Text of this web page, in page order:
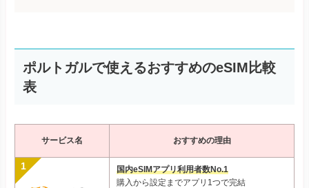
ポルトガルで使えるおすすめのeSIM比較
表
サービス名 おすすめの理由
国内eSIMアプリ利用者数No.1
購入から設定までアプリ1つで完結